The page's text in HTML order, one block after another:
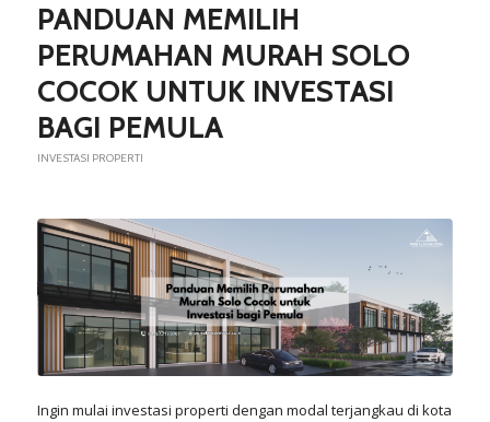
PANDUAN MEMILIH
PERUMAHAN MURAH SOLO
COCOK UNTUK INVESTASI
BAGI PEMULA
INVESTASI PROPERTI
Ingin mulai investasi properti dengan modal terjangkau di kota